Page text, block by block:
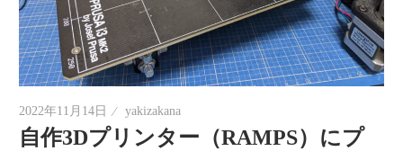
2022年11月14日 yakizakana
自作3Dプリンター（RAMPS）にプ